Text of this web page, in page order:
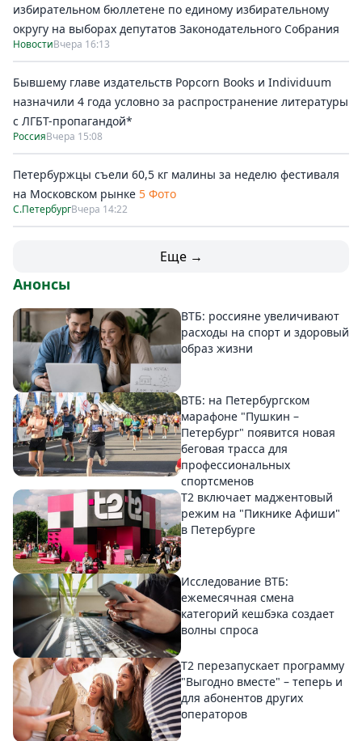
избирательном бюллетене по единому избирательному
округу на выборах депутатов Законодательного Собрания
НовостиВчера 16:13
Бывшему главе издательств Popcorn Books и Individuum
назначили 4 года условно за распространение литературы
с ЛГБТ-пропагандой*
РоссияВчера 15:08
Петербуржцы съели 60,5 кг малины за неделю фестиваля
на Московском рынке 5 Фото
С.ПетербургВчера 14:22
Еще →
Анонсы
ВТБ: россияне увеличивают
расходы на спорт и здоровый
образ жизни
ВТБ: на Петербургском
марафоне "Пушкин –
Петербург" появится новая
беговая трасса для
профессиональных
спортсменов
Т2 включает маджентовый
режим на "Пикнике Афиши"
в Петербурге
Исследование ВТБ:
ежемесячная смена
категорий кешбэка создает
волны спроса
Т2 перезапускает программу
"Выгодно вместе" – теперь и
для абонентов других
операторов